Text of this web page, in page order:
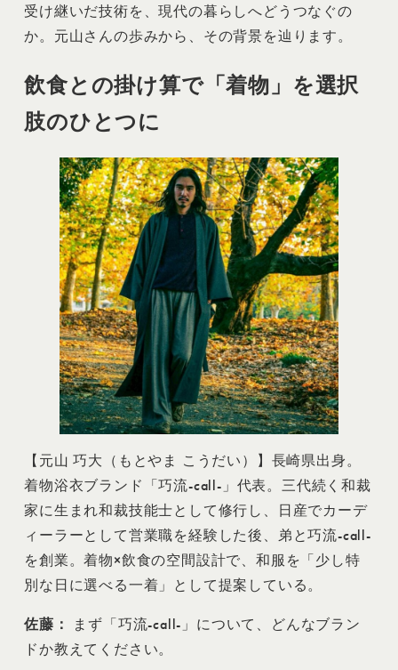
受け継いだ技術を、現代の暮らしへどうつなぐの
か。元山さんの歩みから、その背景を辿ります。
飲食との掛け算で「着物」を選択
肢のひとつに
【元山 巧大（もとやま こうだい）】長崎県出身。
着物浴衣ブランド「巧流-call-」代表。三代続く和裁
家に生まれ和裁技能士として修行し、日産でカーデ
ィーラーとして営業職を経験した後、弟と巧流-call-
を創業。着物×飲食の空間設計で、和服を「少し特
別な日に選べる一着」として提案している。
佐藤：
まず「巧流-call-」について、どんなブラン
ドか教えてください。